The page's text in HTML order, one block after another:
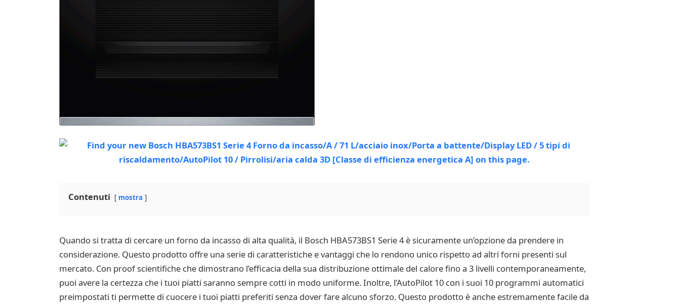
Contenuti mostra
Quando si tratta di cercare un forno da incasso di alta qualità, il Bosch HBA573BS1 Serie 4 è sicuramente un’opzione da prendere in
considerazione. Questo prodotto offre una serie di caratteristiche e vantaggi che lo rendono unico rispetto ad altri forni presenti sul
mercato. Con proof scientifiche che dimostrano l’efficacia della sua distribuzione ottimale del calore fino a 3 livelli contemporaneamente,
puoi avere la certezza che i tuoi piatti saranno sempre cotti in modo uniforme. Inoltre, l’AutoPilot 10 con i suoi 10 programmi automatici
preimpostati ti permette di cuocere i tuoi piatti preferiti senza dover fare alcuno sforzo. Questo prodotto è anche estremamente facile da